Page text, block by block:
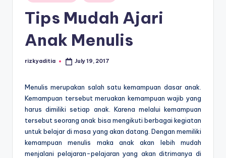
si
in
Tips Mudah Ajari
Anak Menulis
Posted
rizkyaditia July 19, 2017
Menulis merupakan salah satu kemampuan dasar anak.
Kemampuan tersebut meruakan kemampuan wajib yang
harus dimiliki setiap anak. Karena melalui kemampuan
tersebut seorang anak bisa mengikuti berbagai kegiatan
untuk belajar di masa yang akan datang. Dengan memiliki
kemampuan menulis maka anak akan lebih mudah
menjalani pelajaran-pelajaran yang akan ditrimanya di